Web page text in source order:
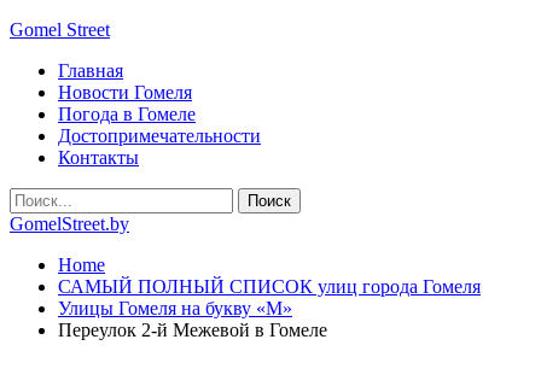
Gomel Street
Главная
Новости Гомеля
Погода в Гомеле
Достопримечательности
Контакты
GomelStreet.by
Home
САМЫЙ ПОЛНЫЙ СПИСОК улиц города Гомеля
Улицы Гомеля на букву «М»
Переулок 2-й Межевой в Гомеле